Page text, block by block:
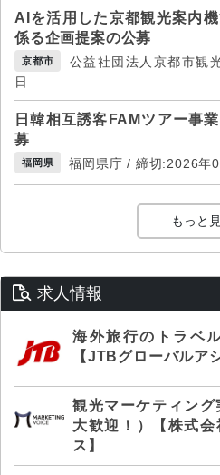
AIを活用した京都観光案内
係る企画提案の公募
京都市
公益社団法人京都市観
日
日韓相互誘客FAMツアー事
募
福岡県 福岡県庁 / 締切:2026年
もっと
求人情報
海外旅行のトラベ
【JTBグローバルア
観光マーケティング
大歓迎！）【株式
ス】